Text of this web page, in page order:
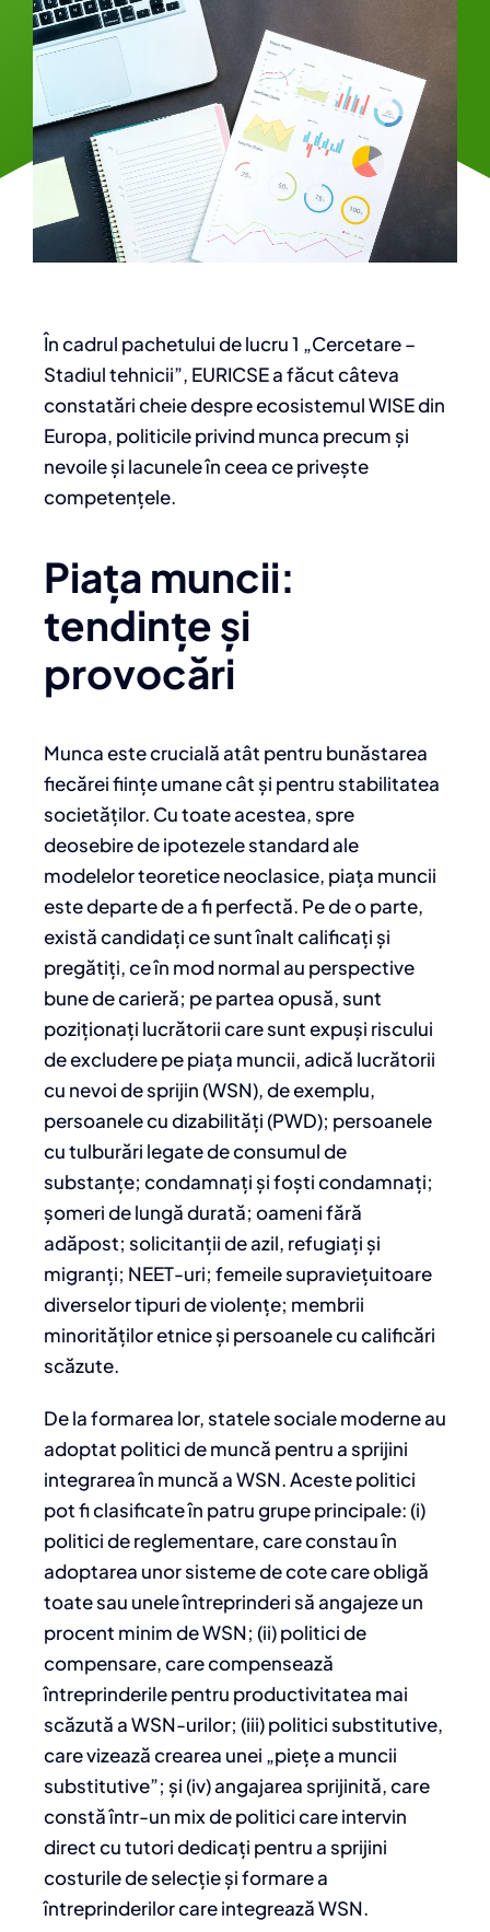
Contact
În cadrul pachetului de lucru 1 „Cercetare –
Stadiul tehnicii”, EURICSE a făcut câteva
constatări cheie despre ecosistemul WISE din
Europa, politicile privind munca precum și
nevoile și lacunele în ceea ce privește
competențele.
Piața muncii:
tendințe și
provocări
Munca este crucială atât pentru bunăstarea
fiecărei ființe umane cât și pentru stabilitatea
societăților. Cu toate acestea, spre
deosebire de ipotezele standard ale
modelelor teoretice neoclasice, piața muncii
este departe de a fi perfectă. Pe de o parte,
există candidați ce sunt înalt calificați și
pregătiți, ce în mod normal au perspective
bune de carieră; pe partea opusă, sunt
poziționați lucrătorii care sunt expuși riscului
de excludere pe piața muncii, adică lucrătorii
cu nevoi de sprijin (WSN), de exemplu,
persoanele cu dizabilități (PWD); persoanele
cu tulburări legate de consumul de
substanțe; condamnați și foști condamnați;
șomeri de lungă durată; oameni fără
adăpost; solicitanții de azil, refugiați și
migranți; NEET-uri; femeile supraviețuitoare
diverselor tipuri de violențe; membrii
minorităților etnice și persoanele cu calificări
scăzute.
De la formarea lor, statele sociale moderne au
adoptat politici de muncă pentru a sprijini
integrarea în muncă a WSN. Aceste politici
pot fi clasificate în patru grupe principale: (i)
politici de reglementare, care constau în
adoptarea unor sisteme de cote care obligă
toate sau unele întreprinderi să angajeze un
procent minim de WSN; (ii) politici de
compensare, care compensează
întreprinderile pentru productivitatea mai
scăzută a WSN-urilor; (iii) politici substitutive,
care vizează crearea unei „piețe a muncii
substitutive”; și (iv) angajarea sprijinită, care
constă într-un mix de politici care intervin
direct cu tutori dedicați pentru a sprijini
costurile de selecție și formare a
întreprinderilor care integrează WSN.